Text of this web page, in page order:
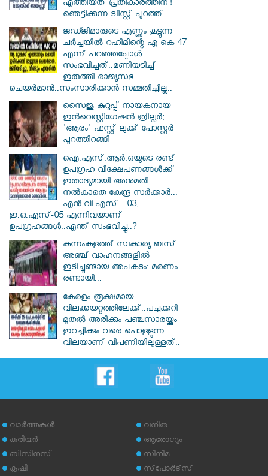
എത്തിയത് പ്രതികാരത്തിന്!
ഞെട്ടിക്കുന്ന ട്വിസ്റ്റ് പുറത്ത്...
ജഡ്ജിമാരുടെ എണ്ണം കൂട്ടുന്ന
ചർച്ചയിൽ റഹിമിന്റെ എ കെ 47
എന്ന് പറഞ്ഞപ്പോൾ
സംഭവിച്ചത്..മണിയടിച്ച്
ഇരുത്തി രാജ്യസഭ
ചെയർമാൻ..സംസാരിക്കാൻ സമ്മതിച്ചില്ല..
സൈജു കുറുപ്പ് നായകനായ
ഇൻവെസ്റ്റിഗേഷൻ ത്രില്ലർ;
'ആരം' ഫസ്റ്റ് ലുക്ക് പോസ്റ്റർ
പുറത്തിറങ്ങി
ഐ.എസ്.ആർ.ഒയുടെ രണ്ട്
ഉപഗ്രഹ വിക്ഷേപണങ്ങൾക്ക്
ഇതാദ്യമായി അനുമതി
നൽകാതെ കേന്ദ്ര സർക്കാർ...
എൻ.വി.എസ് - 03,
ഇ.ഒ.എസ്-05 എന്നിവയാണ്
ഉപഗ്രഹങ്ങൾ..എന്ത് സംഭവിച്ചു..?
കുന്നംകുളത്ത് സ്വകാര്യ ബസ്
അഞ്ച് വാഹനങ്ങളിൽ
ഇടിച്ചുണ്ടായ അപകടം: മരണം
രണ്ടായി...
കേരളം രൂക്ഷമായ
വിലക്കയറ്റത്തിലേക്ക്..പച്ചക്കറി
മുതൽ അരിക്കും പഞ്ചസാരയ്ക്കും
ഇറച്ചിക്കും വരെ പൊള്ളുന്ന
വിലയാണ് വിപണിയിലുള്ളത്..
വാര്‍ത്തകള്‍
കരിയര്‍
ബിസിനസ്
കൃഷി
വനിത
ആരോഗ്യം
സിനിമ
സ്‌പോര്‍ട്‌സ്